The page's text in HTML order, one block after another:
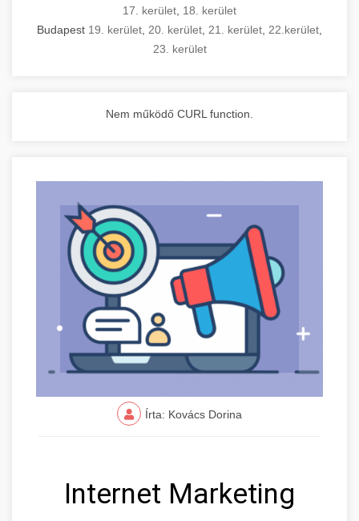
17. kerület 18. kerület
Budapest 19. kerület 20. kerület 21. kerület 22.kerület
23. kerület
Nem működő CURL function.
Írta: Kovács Dorina
Internet Marketing